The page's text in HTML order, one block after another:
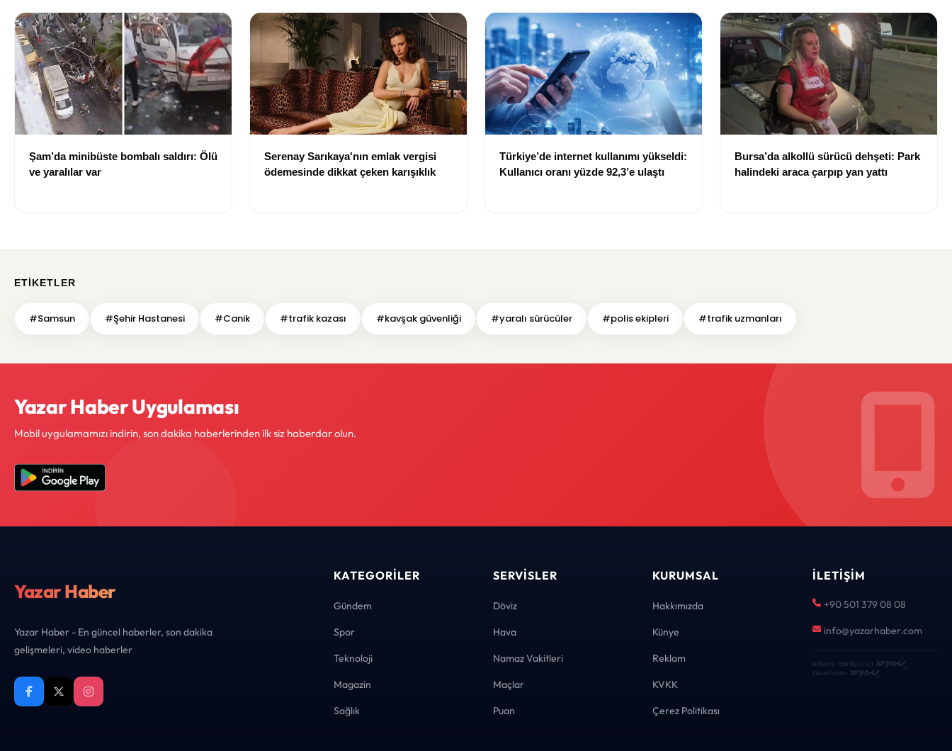
Şam’da minibüste bombalı saldırı: Ölü
ve yaralılar var
Serenay Sarıkaya'nın emlak vergisi
ödemesinde dikkat çeken karışıklık
Türkiye’de internet kullanımı yükseldi:
Kullanıcı oranı yüzde 92,3’e ulaştı
Bursa’da alkollü sürücü dehşeti: Park
halindeki araca çarpıp yan yattı
ETIKETLER
#Samsun #Şehir Hastanesi #Canik #trafik kazası #kavşak güvenliği #yaralı sürücüler #polis ekipleri #trafik uzmanları
Yazar Haber Uygulaması
Mobil uygulamamızı indirin, son dakika haberlerinden ilk siz haberdar olun.
Yazar Haber
Yazar Haber - En güncel haberler, son dakika
gelişmeleri, video haberler
KATEGORILER
Gündem
Spor
Teknoloji
Magazin
Sağlık
SERVISLER
Döviz
Hava
Namaz Vakitleri
Maçlar
Puan
KURUMSAL
Hakkımızda
Künye
Reklam
KVKK
Çerez Politikası
İLETIŞIM
+90 501 379 08 08
info@yazarhaber.com
eNews · Geliştirici KEYDAL·
Developer KEYDAL